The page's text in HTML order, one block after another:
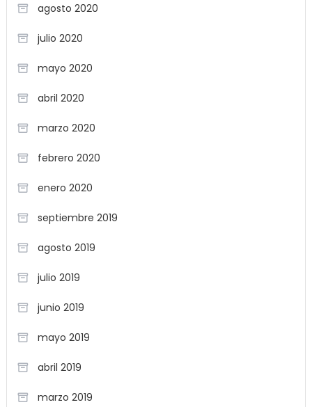
agosto 2020
julio 2020
mayo 2020
abril 2020
marzo 2020
febrero 2020
enero 2020
septiembre 2019
agosto 2019
julio 2019
junio 2019
mayo 2019
abril 2019
marzo 2019